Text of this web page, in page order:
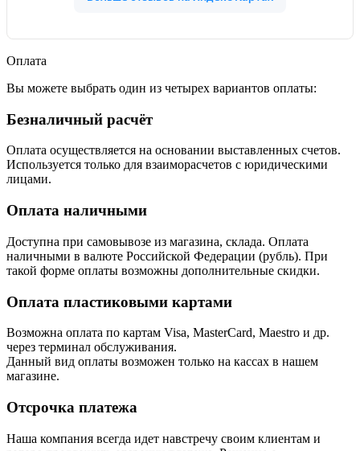
Оплата
Вы можете выбрать один из четырех вариантов оплаты:
Безналичный расчёт
Оплата осуществляется на основании выставленных счетов.
Используется только для взаиморасчетов с юридическими
лицами.
Оплата наличными
Доступна при самовывозе из магазина, склада. Оплата
наличными в валюте Российской Федерации (рубль). При
такой форме оплаты возможны дополнительные скидки.
Оплата пластиковыми картами
Возможна оплата по картам Visa, MasterCard, Maestro и др.
через терминал обслуживания.
Данный вид оплаты возможен только на кассах в нашем
магазине.
Отсрочка платежа
Наша компания всегда идет навстречу своим клиентам и